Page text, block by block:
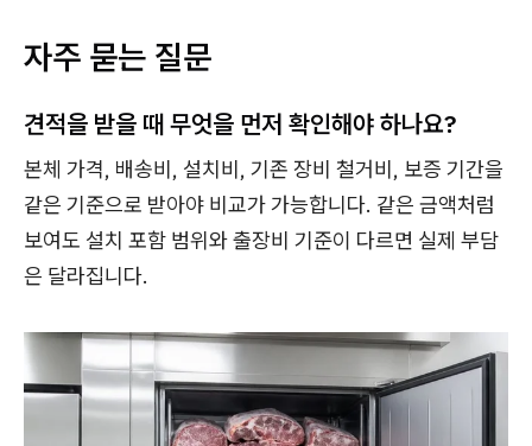
자주 묻는 질문
견적을 받을 때 무엇을 먼저 확인해야 하나요?
본체 가격, 배송비, 설치비, 기존 장비 철거비, 보증 기간을
같은 기준으로 받아야 비교가 가능합니다. 같은 금액처럼
보여도 설치 포함 범위와 출장비 기준이 다르면 실제 부담
은 달라집니다.